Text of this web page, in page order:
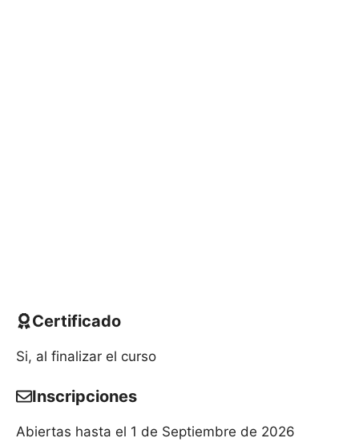
Certificado
Si, al finalizar el curso
Inscripciones
Abiertas hasta el 1 de Septiembre de 2026